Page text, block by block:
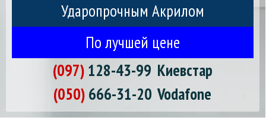
Ударопрочным Акрилом
По лучшей цене
(097) 128-43-99 Киевстар
(050) 666-31-20 Vodafone